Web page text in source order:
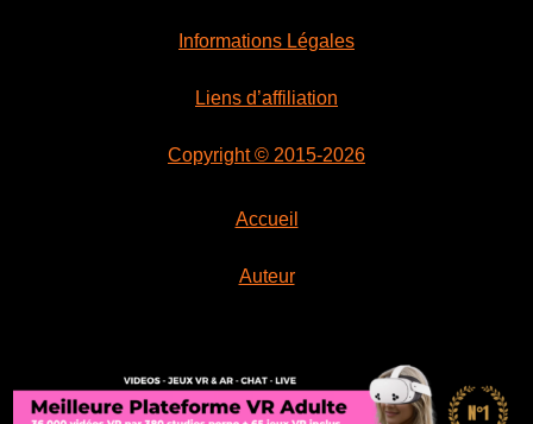
Informations Légales
Liens d’affiliation
Copyright © 2015-2026
Accueil
Auteur